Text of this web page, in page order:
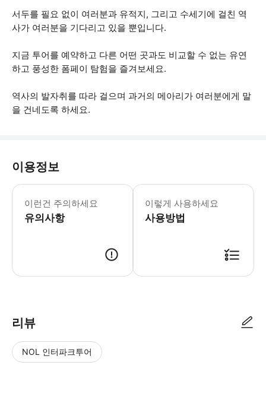
서두를 필요 없이 여러분과 유적지, 그리고 수세기에 걸친 역
사가 여러분을 기다리고 있을 뿐입니다.
지금 투어를 예약하고 다른 어떤 곳과도 비교할 수 없는 유연
하고 풍성한 폼페이 탐험을 즐겨보세요.
역사의 발자취를 따라 걸으며 과거의 메아리가 여러분에게 말
을 건네도록 하세요.
이용정보
이런건 주의하세요
유의사항
액티비티 제공업체에서 이메일과
이렇게 사용하세요
사용방법
리뷰
NOL 인터파크투어